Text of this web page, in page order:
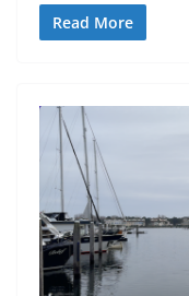
Read More